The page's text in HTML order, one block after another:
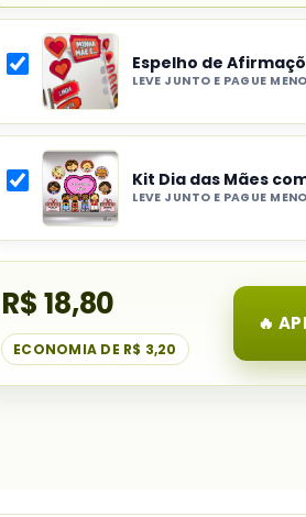
principal
combo:
Decoração
Bambolê
Toda
Mãe
é
Rainha
Selecionar
item
combo:
Espelho
Afirmações
das
Mães
Espelho de
LEVE JUNTO E PAGUE
Selecionar
item
combo:
Dia
das
Kit Dia das Mães
LEVE JUNTO E PAGUE
R$ 18,80
ECONOMIA DE R$ 3,20
🔥